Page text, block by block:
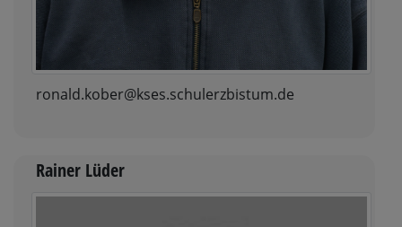
ronald.kober@kses.schulerzbistum.de
Rainer Lüder